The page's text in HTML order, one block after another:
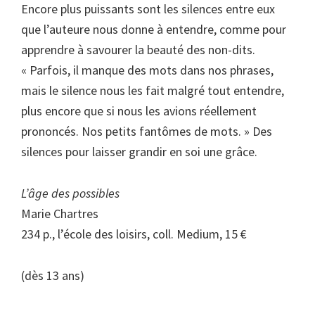
Encore plus puissants sont les silences entre eux
que l’auteure nous donne à entendre, comme pour
apprendre à savourer la beauté des non-dits.
« Parfois, il manque des mots dans nos phrases,
mais le silence nous les fait malgré tout entendre,
plus encore que si nous les avions réellement
prononcés. Nos petits fantômes de mots. » Des
silences pour laisser grandir en soi une grâce.
L’âge des possibles
Marie Chartres
234 p., l’école des loisirs, coll. Medium, 15 €
(dès 13 ans)